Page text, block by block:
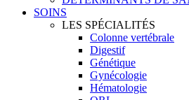
SOINS
LES SPÉCIALITÉS
Colonne vertébrale
Digestif
Génétique
Gynécologie
Hématologie